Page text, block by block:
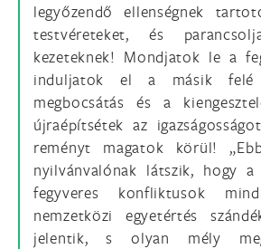
legyőzendő ellenségnek
testvéreteket, és
kezeteknek! Mondjatok le a
induljatok el a másik felé
megbocsátás és a
újraépítsétek az
reményt magatok körül!
nyilvánvalónak látszik, hogy
fegyveres konfliktusok
nemzetközi egyetértés
jelentik, s olyan mély